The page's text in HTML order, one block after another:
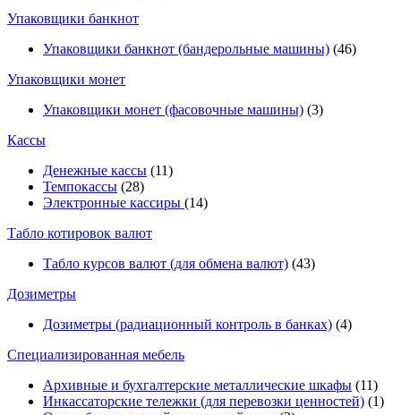
Упаковщики банкнот
Упаковщики банкнот (бандерольные машины) (46)
Упаковщики монет
Упаковщики монет (фасовочные машины) (3)
Кассы
Денежные кассы (11)
Темпокассы (28)
Электронные кассиры (14)
Табло котировок валют
Табло курсов валют (для обмена валют) (43)
Дозиметры
Дозиметры (радиационный контроль в банках) (4)
Специализированная мебель
Архивные и бухгалтерские металлические шкафы (11)
Инкассаторские тележки (для перевозки ценностей) (1)